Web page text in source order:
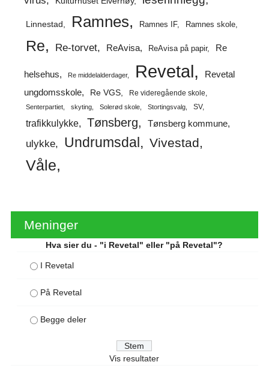
Linnestad Ramnes Ramnes IF Ramnes skole
Re Re-torvet ReAvisa ReAvisa på papir Re
helsehus Re middelalderdager Revetal
Revetal
ungdomsskole
Re VGS Re videregående skole
Senterpartiet skyting Solerød skole Stortingsvalg SV
trafikkulykke Tønsberg Tønsberg kommune
ulykke Undrumsdal Vivestad
Våle
Meninger
Hva sier du - "i Revetal" eller "på Revetal"?
I Revetal
På Revetal
Begge deler
Vis resultater